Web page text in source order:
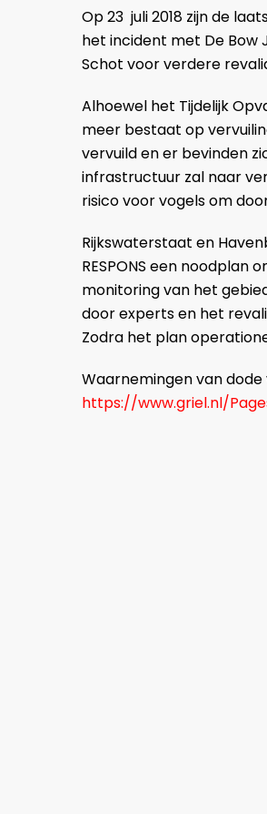
Op 23 juli 2018 zijn de
het incident met De Bow
Schot voor verdere
Alhoewel het Tijdelijk
meer bestaat op
vervuild en er bevinden
infrastructuur zal naar
risico voor vogels om
Rijkswaterstaat en
RESPONS een
monitoring van het
door experts en het
Zodra het plan
Waarnemingen van
https://www.griel.nl/